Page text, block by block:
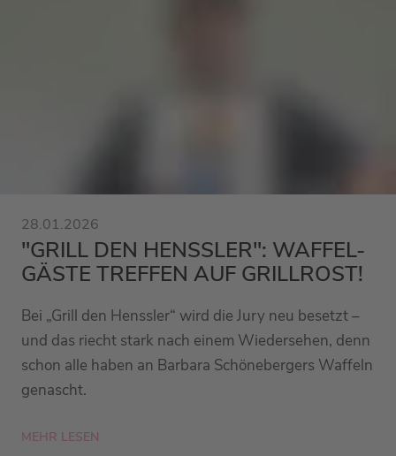
28.01.2026
"GRILL DEN HENSSLER": WAFFEL-
GÄSTE TREFFEN AUF GRILLROST!
Bei „Grill den Henssler“ wird die Jury neu besetzt –
und das riecht stark nach einem Wiedersehen, denn
schon alle haben an Barbara Schönebergers Waffeln
genascht.
MEHR LESEN